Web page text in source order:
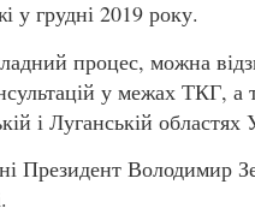
у грудні 2019 року.
процес, можна
у межах ТКГ,
і Луганській областях
Президент Володимир